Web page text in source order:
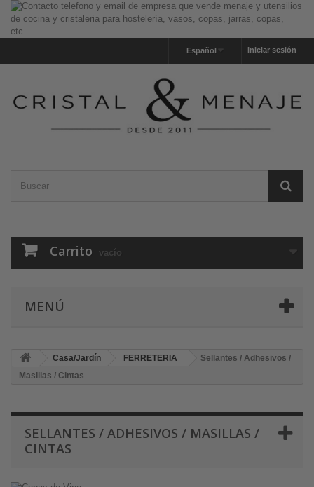
Iniciar sesión
Español
Carrito vacío
MENÚ
Casa/Jardín FERRETERIA
Sellantes / Adhesivos /
Masillas / Cintas
SELLANTES / ADHESIVOS / MASILLAS /
CINTAS